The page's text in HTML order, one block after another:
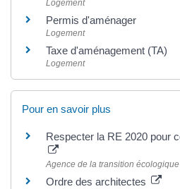
Logement
Permis d'aménager
Logement
Taxe d'aménagement (TA)
Logement
Pour en savoir plus
Respecter la RE 2020 pour
Agence de la transition
Ordre des architectes